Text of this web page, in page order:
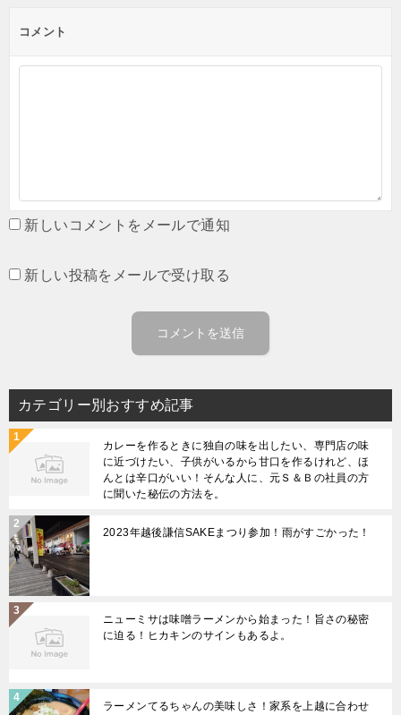
コメント
新しいコメントをメールで通知
新しい投稿をメールで受け取る
カテゴリー別おすすめ記事
カレーを作るときに独自の味を出したい、専門店の味
に近づけたい、子供がいるから甘口を作るけれど、ほ
んとは辛口がいい！そんな人に、元Ｓ＆Ｂの社員の方
に聞いた秘伝の方法を。
2023年越後謙信SAKEまつり参加！雨がすごかった！
ニューミサは味噌ラーメンから始まった！旨さの秘密
に迫る！ヒカキンのサインもあるよ。
ラーメンてるちゃんの美味しさ！家系を上越に合わせ